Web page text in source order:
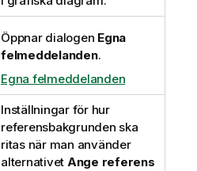
Öppnar dialogen Egna
felmeddelanden.
Egna felmeddelanden
Inställningar för hur
referensbakgrunden ska
ritas när man använder
alternativet Ange referens